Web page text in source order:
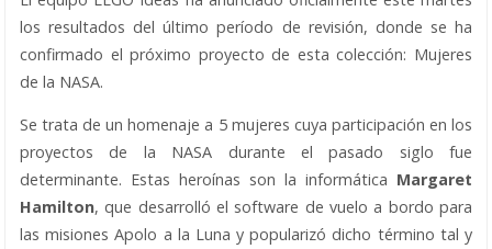
los resultados del último período de revisión, donde se ha
confirmado el próximo proyecto de esta colección: Mujeres
de la NASA.
Se trata de un homenaje a 5 mujeres cuya participación en los
proyectos de la NASA durante el pasado siglo fue
determinante. Estas heroínas son la informática Margaret
Hamilton, que desarrolló el software de vuelo a bordo para
las misiones Apolo a la Luna y popularizó dicho término tal y